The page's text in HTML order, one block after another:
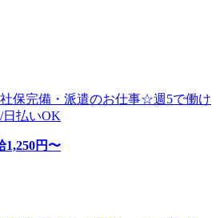
社保完備・派遣のお仕事☆週5で働け
払いOK
1,250円〜